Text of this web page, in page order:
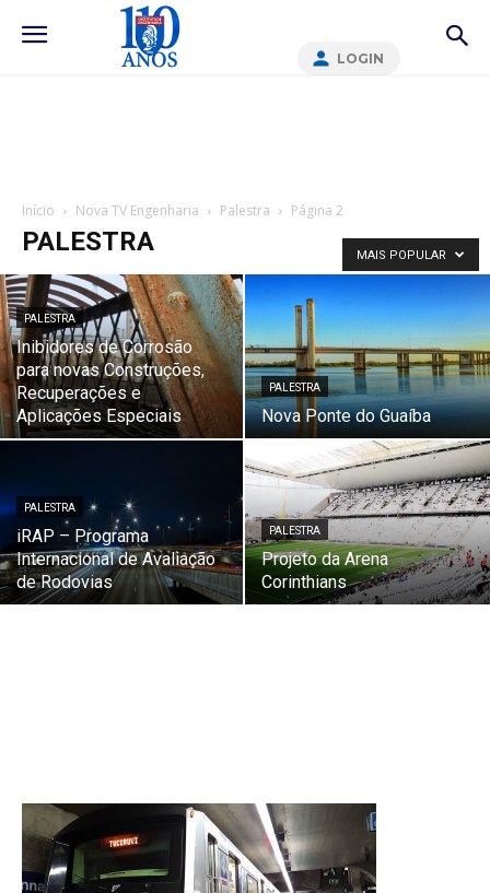
LOGIN
Início Nova TV Engenharia Palestra Página 2
PALESTRA MAIS POPULAR
PALESTRA
Inibidores de Corrosão
para novas Construções,
Recuperações e
Aplicações Especiais
PALESTRA
Nova Ponte do Guaíba
PALESTRA
iRAP – Programa
Internacional de Avaliação
de Rodovias
PALESTRA
Projeto da Arena
Corinthians